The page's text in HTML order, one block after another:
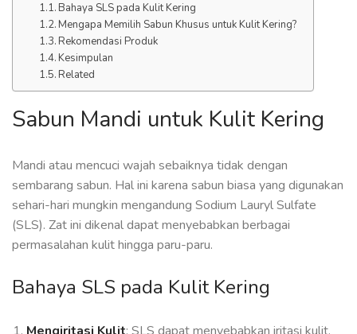
Bahaya SLS pada Kulit Kering
Mengapa Memilih Sabun Khusus untuk Kulit Kering?
Rekomendasi Produk
Kesimpulan
Related
Sabun Mandi untuk Kulit Kering
Mandi atau mencuci wajah sebaiknya tidak dengan
sembarang sabun. Hal ini karena sabun biasa yang digunakan
sehari-hari mungkin mengandung Sodium Lauryl Sulfate
(SLS). Zat ini dikenal dapat menyebabkan berbagai
permasalahan kulit hingga paru-paru.
Bahaya SLS pada Kulit Kering